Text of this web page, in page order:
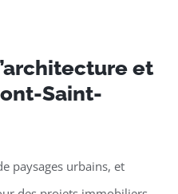
et
Saint-
paysages urbains, et